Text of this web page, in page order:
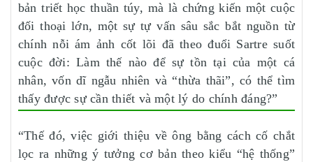
bản triết học thuần túy, mà là chứng kiến một cuộc
đối thoại lớn, một sự tự vấn sâu sắc bắt nguồn từ
chính nỗi ám ảnh cốt lõi đã theo đuổi Sartre suốt
cuộc đời: Làm thế nào để sự tồn tại của một cá
nhân, vốn dĩ ngẫu nhiên và “thừa thãi”, có thể tìm
thấy được sự cần thiết và một lý do chính đáng?”
“Thế đó, việc giới thiệu về ông bằng cách cố chắt
lọc ra những ý tưởng cơ bản theo kiểu “hệ thống”